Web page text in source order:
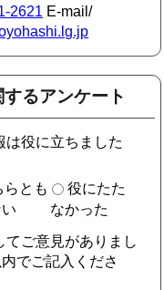
2621 E-mail/
るアンケート
は役に立ちました
らとも
役にたた
なかった
てご意見がありまし
でご記入くださ